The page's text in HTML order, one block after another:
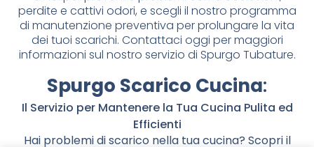
perdite e cattivi odori, e scegli il nostro programma
di manutenzione preventiva per prolungare la vita
dei tuoi scarichi. Contattaci oggi per maggiori
informazioni sul nostro servizio di Spurgo Tubature.
Spurgo Scarico Cucina:
Il Servizio per Mantenere la Tua Cucina Pulita ed
Efficienti
Hai problemi di scarico nella tua cucina? Scopri il